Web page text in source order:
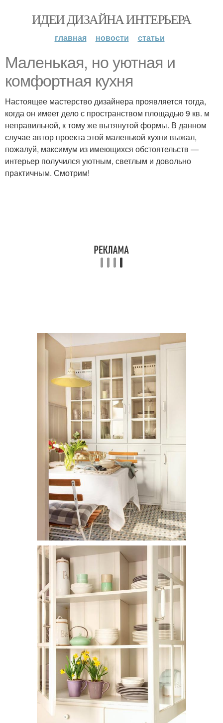
ИДЕИ ДИЗАЙНА ИНТЕРЬЕРА
главная новости статьи
Маленькая, но уютная и
комфортная кухня
Настоящее мастерство дизайнера проявляется тогда,
когда он имеет дело с пространством площадью 9 кв. м
неправильной, к тому же вытянутой формы. В данном
случае автор проекта этой маленькой кухни выжал,
пожалуй, максимум из имеющихся обстоятельств —
интерьер получился уютным, светлым и довольно
практичным. Смотрим!